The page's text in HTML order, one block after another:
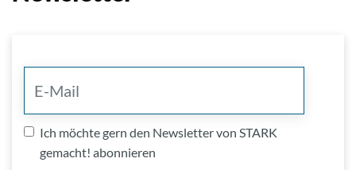
Ich möchte gern den Newsletter von STARK
gemacht! abonnieren